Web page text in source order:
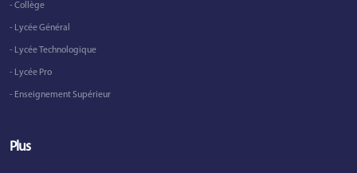
- Collège
- Lycée Général
- Lycée Technologique
- Lycée Pro
- Enseignement Supérieur
Plus